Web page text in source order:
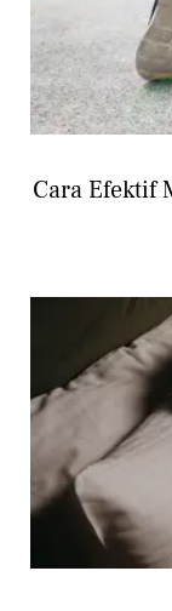
Cara Efektif